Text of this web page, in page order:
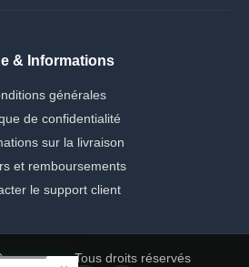
& Informations
générales
de confidentialité
sur la livraison
et remboursements
le support client
— Tous droits réservés